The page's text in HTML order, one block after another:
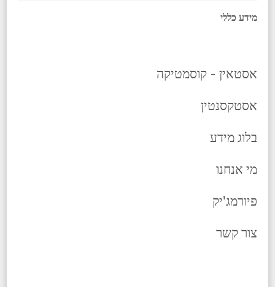
מידע כללי
אסטאין - קוסמטיקה
אסטקסנטין
בלוג מידע
מי אנחנו
פיורמג'יק
צור קשר